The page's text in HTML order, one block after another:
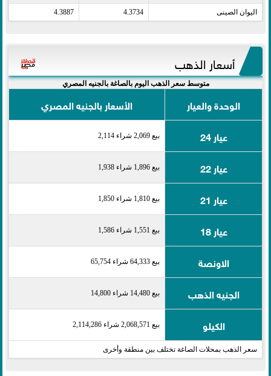
اليوان الصينى​ 4.3734
4.3887
أسعار الذهب
متوسط سعر الذهب اليوم بالصاغة بالجنيه المصري
الوحدة والعيار
الأسعار بالجنيه المصري
عيار 24
بيع 2,069 شراء 2,114
عيار 22 بيع 1,896 شراء 1,938
عيار 21 بيع 1,810 شراء 1,850
عيار 18 بيع 1,551 شراء 1,586
الاونصة بيع 64,333 شراء 65,754
الجنيه الذهب بيع 14,480 شراء 14,800
الكيلو بيع 2,068,571 شراء 2,114,286
سعر الذهب بمحلات الصاغة تختلف بين منطقة وأخرى